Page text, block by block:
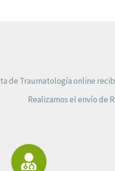
de Traumatología online
Realizamos el envío de